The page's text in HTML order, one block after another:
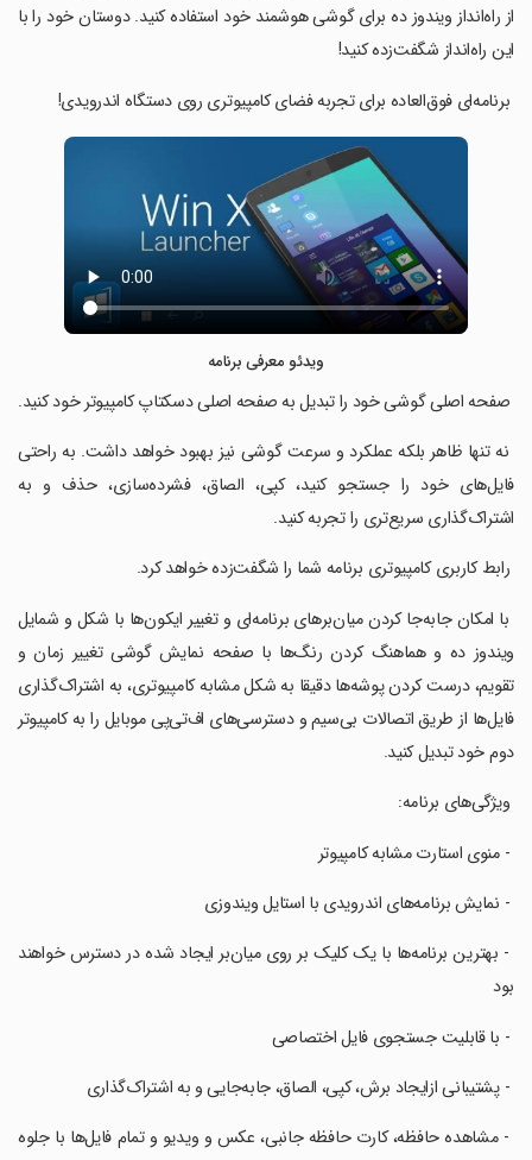
از راه‌انداز ویندوز ده برای گوشی هوشمند خود استفاده کنید. دوستان خود را با
این راه‌انداز شگفت‌زده کنید!
‏ برنامه‌ای فوق‌العاده برای تجربه فضای کامپیوتری روی دستگاه اندرویدی!
ویدئو معرفی برنامه
‏ صفحه اصلی گوشی خود را تبدیل به صفحه اصلی دسکتاپ کامپیوتر خود کنید.
‏ نه تنها ظاهر بلکه عملکرد و سرعت گوشی نیز بهبود خواهد داشت. به راحتی
فایل‌های خود را جستجو کنید، کپی، الصاق، فشرده‌سازی، حذف و به
اشتراک‌گذاری سریع‌تری را تجربه کنید.
‏ رابط کاربری کامپیوتری برنامه شما را شگفت‌زده خواهد کرد.
‏ با امکان جابه‌جا کردن میان‌برهای برنامه‌ای و تغییر ایکون‌ها با شکل و شمایل
ویندوز ده و هماهنگ کردن رنگ‌ها با صفحه نمایش گوشی تغییر زمان و
تقویم، درست کردن پوشه‌ها دقیقا به شکل مشابه کامپیوتری، به اشتراک‌گذاری
فایل‌ها از طریق اتصالات بی‌سیم و دسترسی‌های اف‌تی‌پی موبایل را به کامپیوتر
دوم خود تبدیل کنید.
‏ ویژگی‌های برنامه:
‏ - منوی استارت مشابه کامپیوتر
‏ - نمایش برنامه‌های اندرویدی با استایل ویندوزی
‏ - بهترین برنامه‌ها با یک کلیک بر روی میان‌بر ایجاد شده در دسترس خواهند
بود
‏ - با قابلیت جستجوی فایل اختصاصی
‏ - پشتیبانی ازایجاد برش، کپی، الصاق، جابه‌جایی و به اشتراک‌گذاری
‏ - مشاهده حافظه، کارت حافظه جانبی، عکس و ویدیو و تمام فایل‌ها با جلوه